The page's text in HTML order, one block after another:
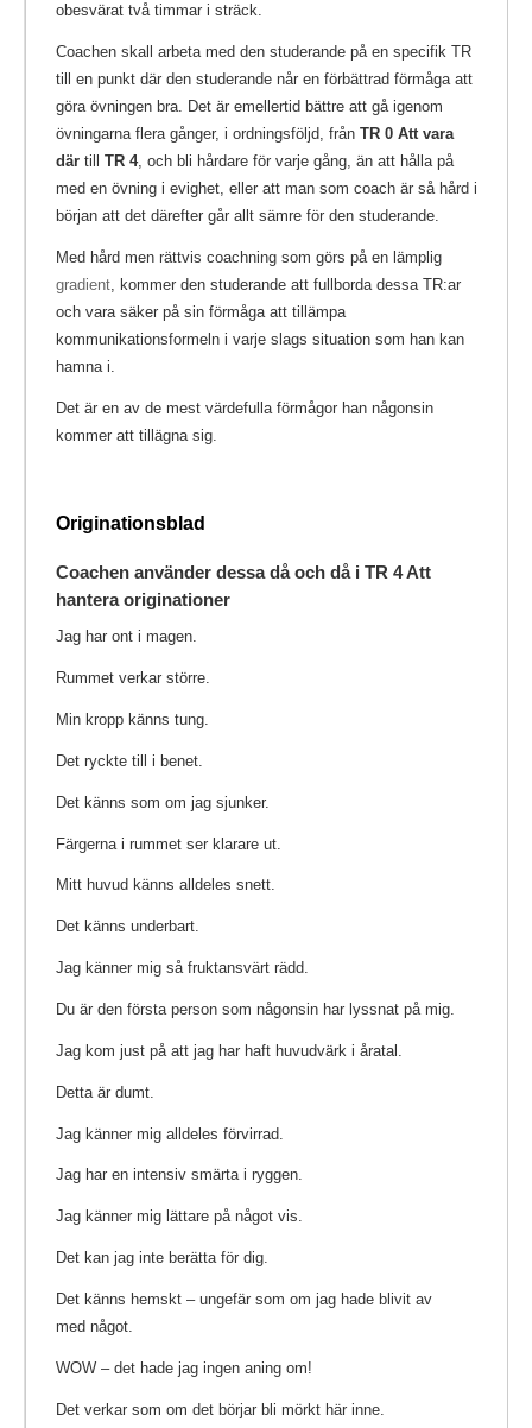
obesvärat två timmar i sträck.
Coachen skall arbeta med den studerande på en specifik TR
till en punkt där den studerande når en förbättrad förmåga att
göra övningen bra. Det är emellertid bättre att gå igenom
övningarna flera gånger, i ordningsföljd, från TR 0 Att vara
där till TR 4, och bli hårdare för varje gång, än att hålla på
med en övning i evighet, eller att man som coach är så hård i
början att det därefter går allt sämre för den studerande.
Med hård men rättvis coachning som görs på en lämplig
gradient , kommer den studerande att fullborda dessa TR:ar
och vara säker på sin förmåga att tillämpa
kommunikationsformeln i varje slags situation som han kan
hamna i.
Det är en av de mest värdefulla förmågor han någonsin
kommer att tillägna sig.
Originationsblad
Coachen använder dessa då och då i TR 4 Att
hantera originationer
Jag har ont i magen.
Rummet verkar större.
Min kropp känns tung.
Det ryckte till i benet.
Det känns som om jag sjunker.
Färgerna i rummet ser klarare ut.
Mitt huvud känns alldeles snett.
Det känns underbart.
Jag känner mig så fruktansvärt rädd.
Du är den första person som någonsin har lyssnat på mig.
Jag kom just på att jag har haft huvudvärk i åratal.
Detta är dumt.
Jag känner mig alldeles förvirrad.
Jag har en intensiv smärta i ryggen.
Jag känner mig lättare på något vis.
Det kan jag inte berätta för dig.
Det känns hemskt – ungefär som om jag hade blivit av
med något.
WOW – det hade jag ingen aning om!
Det verkar som om det börjar bli mörkt här inne.